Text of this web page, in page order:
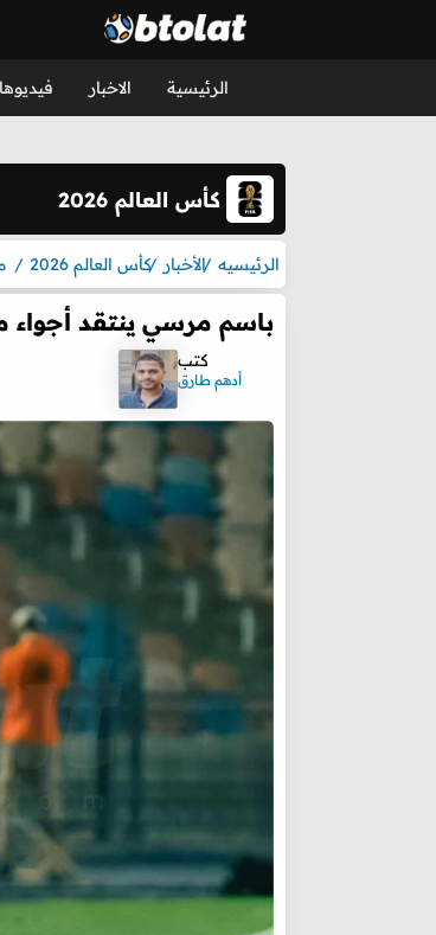
الرئيسية الاخبار
كأس العالم 2026
الرئيسيه الأخبار كأس العالم 2026
باسم مرسي ينتقد
كتب
أدهم طارق